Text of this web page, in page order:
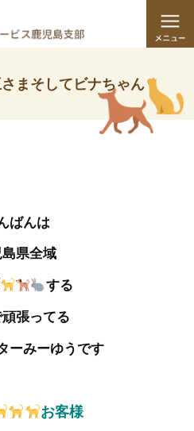
まそしてビナちゃん
ばんは
県全域
する
張ってる
ーみーゆうです
お客様